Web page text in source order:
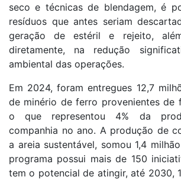
seco e técnicas de blendagem, é
resíduos que antes seriam
geração de estéril e rejeito,
diretamente, na redução
ambiental das operações.
Em 2024, foram entregues 12,7
de minério de ferro provenientes de
o que representou 4% da
companhia no ano. A produção de
a areia sustentável, somou 1,4
programa possui mais de 150
tem o potencial de atingir, até 2030,